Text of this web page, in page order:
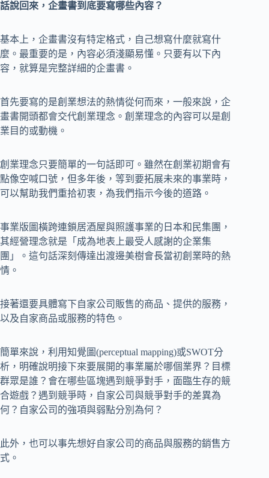
話說回來，企畫書到底要寫哪些內容？
基本上，企畫書沒有特定格式，自己想寫什麼就寫什
麼。最重要的是，內容必須淺顯易懂。只要有以下內
容，就算是完整詳細的企畫書。
首先要寫的是創業想法的熱情從何而來，一般來說，企
畫書開頭都會交代創業理念。創業理念的內容可以是創
業目的或動機。
創業理念只要簡單的一句話即可。雖然在創業初期會有
點像空喊口號，但多年後，等到要拓展未來的事業時，
可以幫助我們重拾初衷，為我們指示今後的道路。
事業版圖橫跨連鎖居酒屋與照護事業的日本和民集團，
其經營理念就是「成為地表上最受人感謝的企業集
團」。這句話深刻傳達出渡邊美樹會長當初創業時的熱
情。
接著還要具體寫下自家公司販售的商品、提供的服務，
以及自家商品或服務的特色。
簡單來說，利用知覺圖(perceptual mapping)或SWOT分
析，明確說明接下來要展開的事業屬於哪個業界？目標
群眾是誰？會在哪些區塊遇到競爭對手，面臨生存的競
合遊戲？遇到競爭時，自家公司與競爭對手的差異為
何？自家公司的強項與弱點分別為何？
此外，也可以事先想好自家公司的商品與服務的銷售方
式。